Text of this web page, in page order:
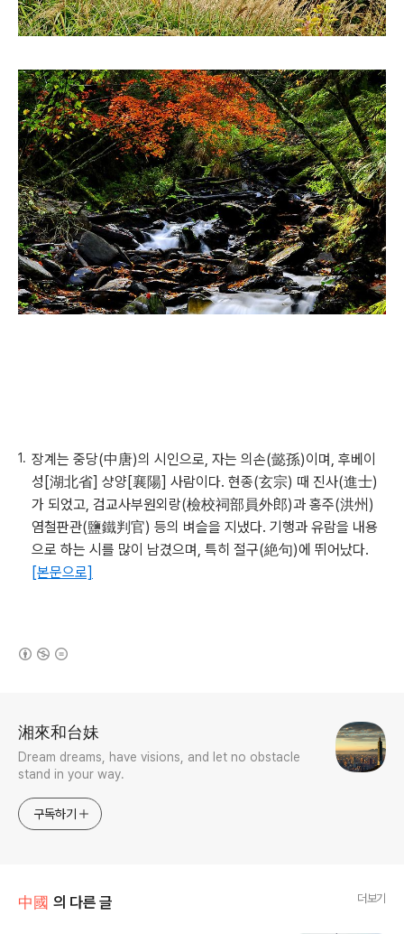
장계는 중당(中唐)의 시인으로, 자는 의손(懿孫)이며, 후베이
성[湖北省] 샹양[襄陽] 사람이다. 현종(玄宗) 때 진사(進士)
가 되었고, 검교사부원외랑(檢校祠部員外郎)과 홍주(洪州)
염철판관(鹽鐵判官) 등의 벼슬을 지냈다. 기행과 유람을 내용
으로 하는 시를 많이 남겼으며, 특히 절구(絶句)에 뛰어났다.
[본문으로]
湘來和台妹
Dream dreams, have visions, and let no obstacle
stand in your way.
구독하기
中國 의 다른 글 더보기